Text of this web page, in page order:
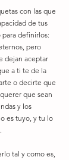
con las que
de tus
para definirlos:
pero
dejan aceptar
a ti te de la
o decirte que
que sean
y los
es tuyo, y tu lo
tal y como es,